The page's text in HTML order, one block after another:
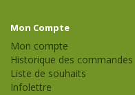
Mon Compte
Mon compte
Historique des commandes
Liste de souhaits
Infolettre